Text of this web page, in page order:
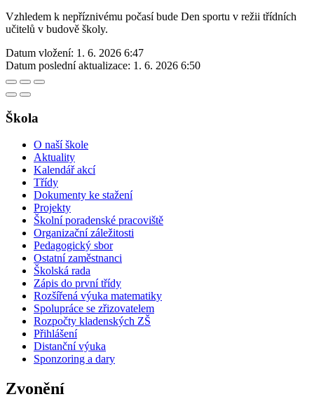
Vzhledem k nepříznivému počasí bude Den sportu v režii třídních
učitelů v budově školy.
Datum vložení: 1. 6. 2026 6:47
Datum poslední aktualizace: 1. 6. 2026 6:50
Škola
O naší škole
Aktuality
Kalendář akcí
Třídy
Dokumenty ke stažení
Projekty
Školní poradenské pracoviště
Organizační záležitosti
Pedagogický sbor
Ostatní zaměstnanci
Školská rada
Zápis do první třídy
Rozšířená výuka matematiky
Spolupráce se zřizovatelem
Rozpočty kladenských ZŠ
Přihlášení
Distanční výuka
Sponzoring a dary
Zvonění